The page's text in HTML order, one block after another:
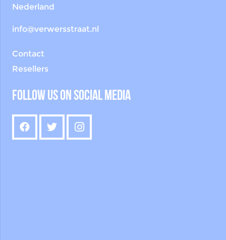
Nederland
info@verwersstraat.nl
Contact
Resellers
Follow us on social media